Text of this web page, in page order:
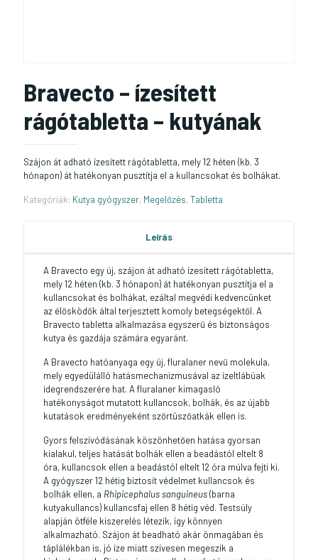
Bravecto – ízesített
rágótabletta – kutyának
Szájon át adható ízesített rágótabletta, mely 12 héten (kb. 3
hónapon) át hatékonyan pusztítja el a kullancsokat és bolhákat.
Kategóriák: Kutya gyógyszer, Megelőzés, Tabletta
Leírás
A Bravecto egy új, szájon át adható ízesített rágótabletta,
mely 12 héten (kb. 3 hónapon) át hatékonyan pusztítja el a
kullancsokat és bolhákat, ezáltal megvédi kedvencünket
az élősködők által terjesztett komoly betegségektől. A
Bravecto tabletta alkalmazása egyszerű és biztonságos
kutya és gazdája számára egyaránt.
A Bravecto hatóanyaga egy új, fluralaner nevű molekula,
mely egyedülálló hatásmechanizmusával az ízeltlábúak
idegrendszerére hat. A fluralaner kimagasló
hatékonyságot mutatott kullancsok, bolhák, és az újabb
kutatások eredményeként szőrtüszőatkák ellen is.
Gyors felszívódásának köszönhetően hatása gyorsan
kialakul, teljes hatását bolhák ellen a beadástól eltelt 8
óra, kullancsok ellen a beadástól eltelt 12 óra múlva fejti ki.
A gyógyszer 12 hétig biztosít védelmet kullancsok és
bolhák ellen, a Rhipicephalus sanguineus(barna
kutyakullancs) kullancsfaj ellen 8 hétig véd. Testsúly
alapján ötféle kiszerelés létezik, így könnyen
alkalmazható. Szájon át beadható akár önmagában és
táplálékban is, jó íze miatt szívesen megeszik a